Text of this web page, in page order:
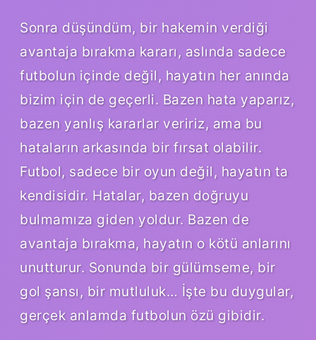
Sonra düşündüm, bir hakemin verdiği
avantaja bırakma kararı, aslında sadece
futbolun içinde değil, hayatın her anında
bizim için de geçerli. Bazen hata yaparız,
bazen yanlış kararlar veririz, ama bu
hataların arkasında bir fırsat olabilir.
Futbol, sadece bir oyun değil, hayatın ta
kendisidir. Hatalar, bazen doğruyu
bulmamıza giden yoldur. Bazen de
avantaja bırakma, hayatın o kötü anlarını
unutturur. Sonunda bir gülümseme, bir
gol şansı, bir mutluluk… İşte bu duygular,
gerçek anlamda futbolun özü gibidir.